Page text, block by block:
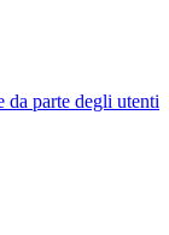
da parte degli utenti